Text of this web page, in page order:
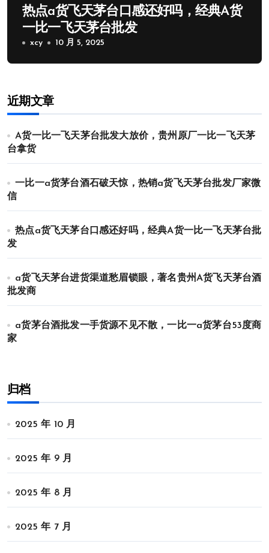
热点a货飞天茅台口感还好吗，经典A货
一比一飞天茅台批发
xcy 10 月 5, 2025
近期文章
A货一比一飞天茅台批发大放价，贵州原厂一比一飞天茅
台拿货
一比一a货茅台酒石破天惊，热销a货飞天茅台批发厂家微
信
热点a货飞天茅台口感还好吗，经典A货一比一飞天茅台批
发
a货飞天茅台进货渠道愁眉锁眼，著名贵州A货飞天茅台酒
批发商
a货茅台酒批发一手货源不见不散，一比一a货茅台53度商
家
归档
2025 年 10 月
2025 年 9 月
2025 年 8 月
2025 年 7 月